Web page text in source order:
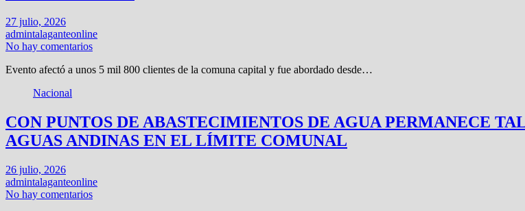
27 julio, 2026
admintalaganteonline
No hay comentarios
Evento afectó a unos 5 mil 800 clientes de la comuna capital y fue abordado desde…
Nacional
CON PUNTOS DE ABASTECIMIENTOS DE AGUA PERMANECE
AGUAS ANDINAS EN EL LÍMITE COMUNAL
26 julio, 2026
admintalaganteonline
No hay comentarios